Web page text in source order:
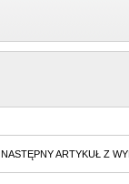
NASTĘPNY ARTYKUŁ Z